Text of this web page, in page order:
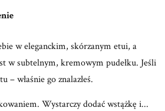
w eleganckim, skórzanym etui, a
w subtelnym, kremowym pudełku. Jeśli
– właśnie go znalazłeś.
Wystarczy dodać wstążkę i...